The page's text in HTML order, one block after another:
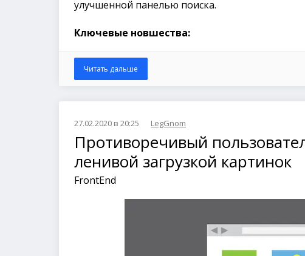
улучшенной панелью поиска.
Ключевые новшества:
Читать дальше
27.02.2020 в 20:25 LegGnom
Противоречивый
ленивой загрузкой картинок
FrontEnd